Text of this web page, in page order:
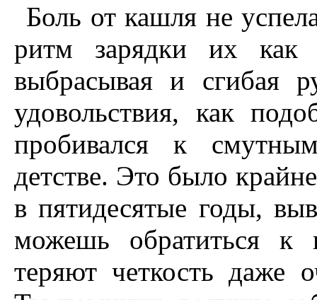
Боль от кашля не
ритм зарядки их как
выбрасывая и сгибая
удовольствия, как
пробивался к
детстве. Это было
в пятидесятые годы,
можешь обратиться к
теряют четкость даже